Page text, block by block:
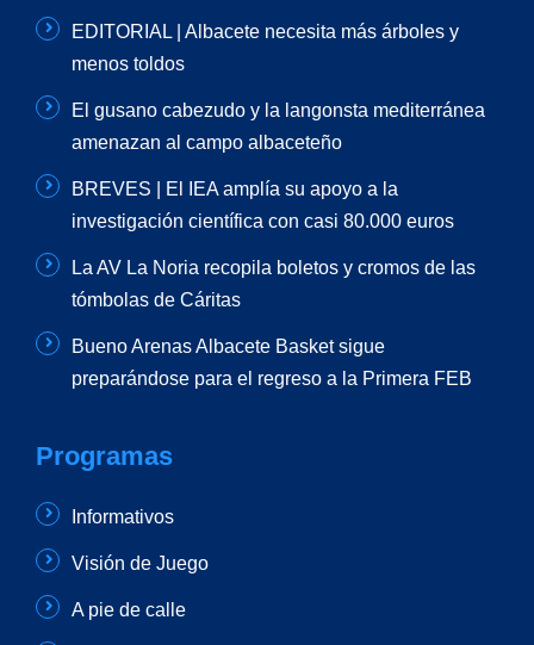
EDITORIAL | Albacete necesita más árboles y
menos toldos
El gusano cabezudo y la langonsta mediterránea
amenazan al campo albaceteño
BREVES | El IEA amplía su apoyo a la
investigación científica con casi 80.000 euros
La AV La Noria recopila boletos y cromos de las
tómbolas de Cáritas
Bueno Arenas Albacete Basket sigue
preparándose para el regreso a la Primera FEB
Programas
Informativos
Visión de Juego
A pie de calle